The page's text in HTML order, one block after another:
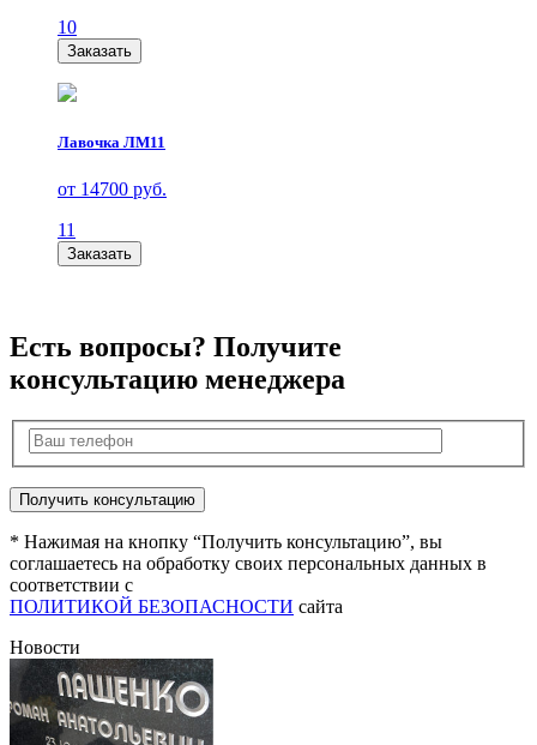
10
Заказать
Лавочка ЛМ11
от 14700 руб.
11
Заказать
Есть вопросы? Получите
консультацию менеджера
* Нажимая на кнопку “Получить консультацию”, вы
соглашаетесь на обработку своих персональных данных в
соответствии с
ПОЛИТИКОЙ БЕЗОПАСНОСТИ сайта
Новости